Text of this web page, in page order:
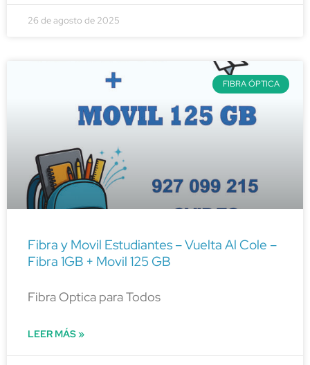
26 de agosto de 2025
FIBRA ÓPTICA
Fibra y Movil Estudiantes – Vuelta Al Cole –
Fibra 1GB + Movil 125 GB
Fibra Optica para Todos
LEER MÁS »